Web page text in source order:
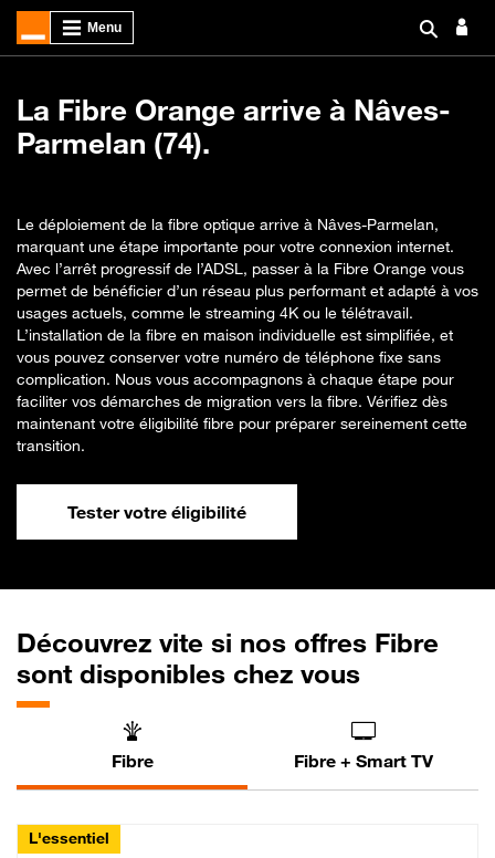
La Fibre Orange arrive à Nâves-
Parmelan (74).
Le déploiement de la fibre optique arrive à Nâves-Parmelan,
marquant une étape importante pour votre connexion internet.
Avec l’arrêt progressif de l’ADSL, passer à la Fibre Orange vous
permet de bénéficier d’un réseau plus performant et adapté à vos
usages actuels, comme le streaming 4K ou le télétravail.
L’installation de la fibre en maison individuelle est simplifiée, et
vous pouvez conserver votre numéro de téléphone fixe sans
complication. Nous vous accompagnons à chaque étape pour
faciliter vos démarches de migration vers la fibre. Vérifiez dès
maintenant votre éligibilité fibre pour préparer sereinement cette
transition.
Tester votre éligibilité
Découvrez vite si nos offres Fibre
sont disponibles chez vous
Fibre Fibre + Smart TV
L'essentiel